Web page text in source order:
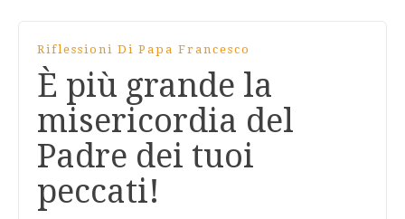
Riflessioni Di Papa Francesco
È più grande la
misericordia del
Padre dei tuoi
peccati!